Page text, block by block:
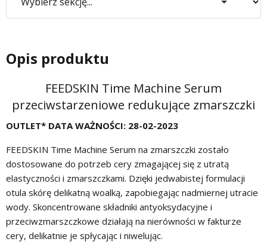
Opis produktu
FEEDSKIN Time Machine Serum
przeciwstarzeniowe redukujące zmarszczki
OUTLET* DATA WAŻNOŚCI: 28-02-2023
FEEDSKIN Time Machine Serum na zmarszczki zostało
dostosowane do potrzeb cery zmagającej się z utratą
elastyczności i zmarszczkami. Dzięki jedwabistej formulacji
otula skórę delikatną woalką, zapobiegając nadmiernej utracie
wody. Skoncentrowane składniki antyoksydacyjne i
przeciwzmarszczkowe działają na nierówności w fakturze
cery, delikatnie je spłycając i niwelując.